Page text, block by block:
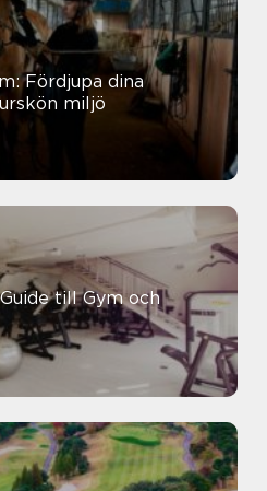
Fördjupa dina
miljö
till Gym och